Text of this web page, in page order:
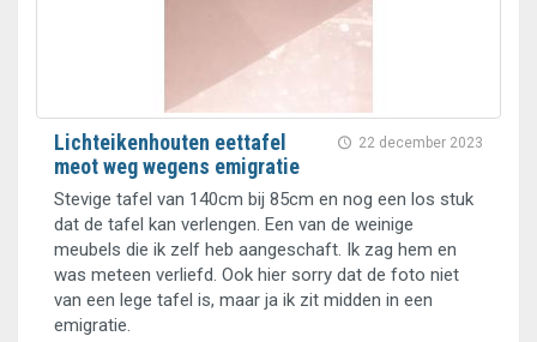
22 december 2023
Lichteikenhouten eettafel
meot weg wegens emigratie
Stevige tafel van 140cm bij 85cm en nog een los stuk
dat de tafel kan verlengen. Een van de weinige
meubels die ik zelf heb aangeschaft. Ik zag hem en
was meteen verliefd. Ook hier sorry dat de foto niet
van een lege tafel is, maar ja ik zit midden in een
emigratie.